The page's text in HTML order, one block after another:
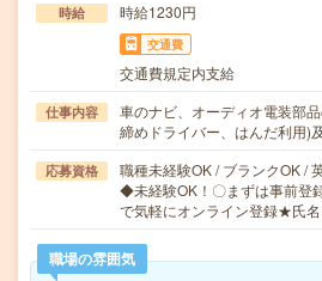
時給 時給1230円
交通費
交通費規定内支給
仕事内容
車のナビ、オーディオ電装部
締めドライバー、はんだ利用)
応募資格
職種未経験OK / ブランクOK /
◆未経験OK！〇まずは事前登
で気軽にオンライン登録★氏
職場の雰囲気